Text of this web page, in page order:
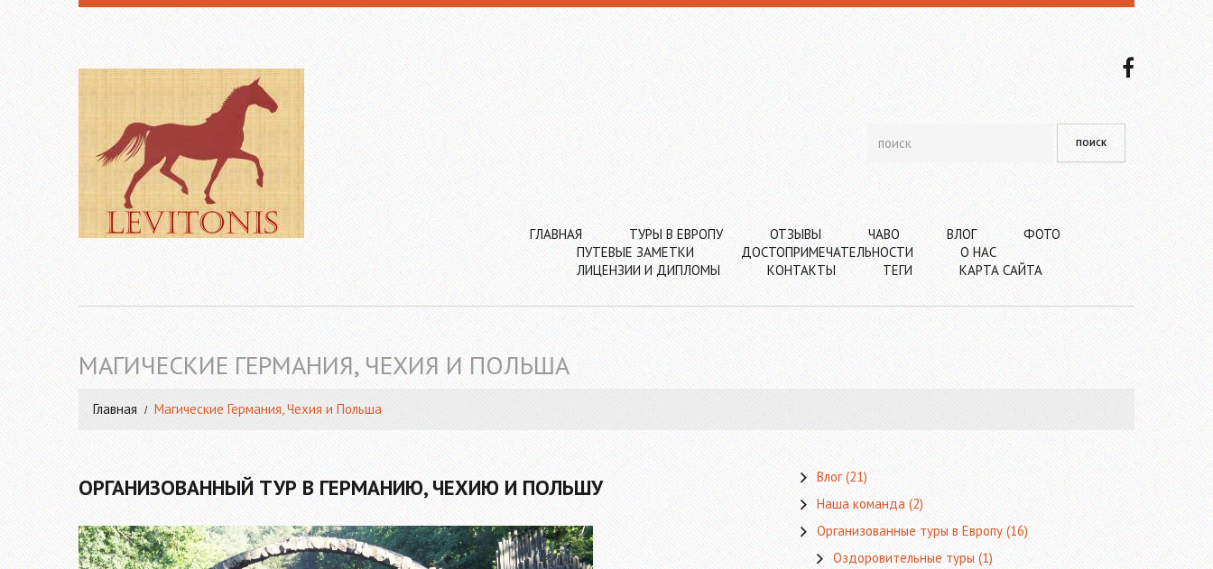
ГЛАВНАЯ ТУРЫ В ЕВРОПУ ОТЗЫВЫ ЧАВО ВЛОГ
ФОТО
ПУТЕВЫЕ ЗАМЕТКИ
ДОСТОПРИМЕЧАТЕЛЬНОСТИ
О НАС
ЛИЦЕНЗИИ И ДИПЛОМЫ
КОНТАКТЫ ТЕГИ КАРТА САЙТА
МАГИЧЕСКИЕ ГЕРМАНИЯ, ЧЕХИЯ И ПОЛЬША
Главная Магические Германия, Чехия и Польша
ОРГАНИЗОВАННЫЙ ТУР В ГЕРМАНИЮ, ЧЕХИЮ И ПОЛЬШУ Влог(21)
Наша команда(2)
Организованные туры в Европу(16)
Оздоровительные туры(1)